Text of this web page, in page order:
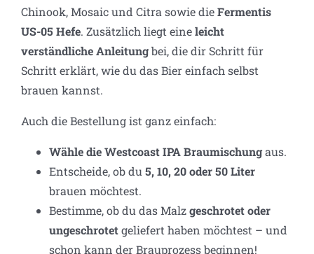
Chinook, Mosaic und Citra sowie dieFermentis
US-05 Hefe. Zusätzlich liegt eineleicht
verständliche Anleitungbei, die dir Schritt für
Schritt erklärt, wie du das Bier einfach selbst
brauen kannst.
Auch die Bestellung ist ganz einfach:
Wähle die Westcoast IPA Braumischungaus.
Entscheide, ob du 5, 10, 20 oder 50 Liter
brauen möchtest.
Bestimme, ob du das Malzgeschrotet oder
ungeschrotetgeliefert haben möchtest – und
schon kann der Brauprozess beginnen!